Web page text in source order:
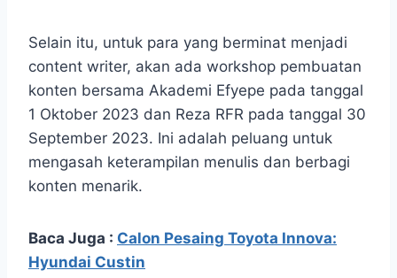
Selain itu, untuk para yang berminat menjadi
content writer, akan ada workshop pembuatan
konten bersama Akademi Efyepe pada tanggal
1 Oktober 2023 dan Reza RFR pada tanggal 30
September 2023. Ini adalah peluang untuk
mengasah keterampilan menulis dan berbagi
konten menarik.
Baca Juga : Calon Pesaing Toyota Innova:
Hyundai Custin